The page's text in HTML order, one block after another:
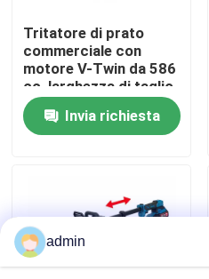
Contattaci
Chiedi un preventivo
Mini Chainsaw tenuto in
motosega elettrica
Tritatore di prato
commerciale con
motore V-Twin da 586
cc, larghezza di taglio
102 cm e raccolta di
erba da 245 litri
Invia richiesta
admin